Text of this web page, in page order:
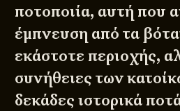
ποτοποιία, αυτή που
έμπνευση από τα
εκάστοτε περιοχής,
συνήθειες των
δεκάδες ιστορικά